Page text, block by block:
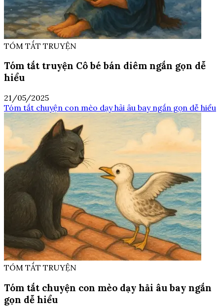
TÓM TẮT TRUYỆN
Tóm tắt truyện Cô bé bán diêm ngắn gọn dễ
hiểu
21/05/2025
Tóm tắt chuyện con mèo dạy hải âu bay ngắn gọn dễ hiểu
TÓM TẮT TRUYỆN
Tóm tắt chuyện con mèo dạy hải âu bay ngắn
gọn dễ hiểu